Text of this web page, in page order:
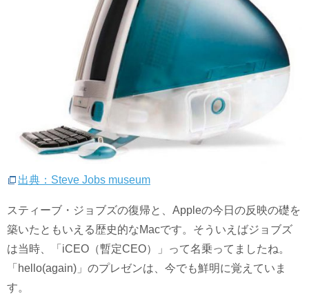
出典：Steve Jobs museum
スティーブ・ジョブズの復帰と、Appleの今日の反映の礎を
築いたともいえる歴史的なMacです。そういえばジョブズ
は当時、「iCEO（暫定CEO）」って名乗ってましたね。
「hello(again)」のプレゼンは、今でも鮮明に覚えていま
す。